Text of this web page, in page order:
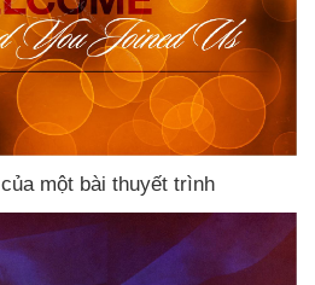
của một bài thuyết trình